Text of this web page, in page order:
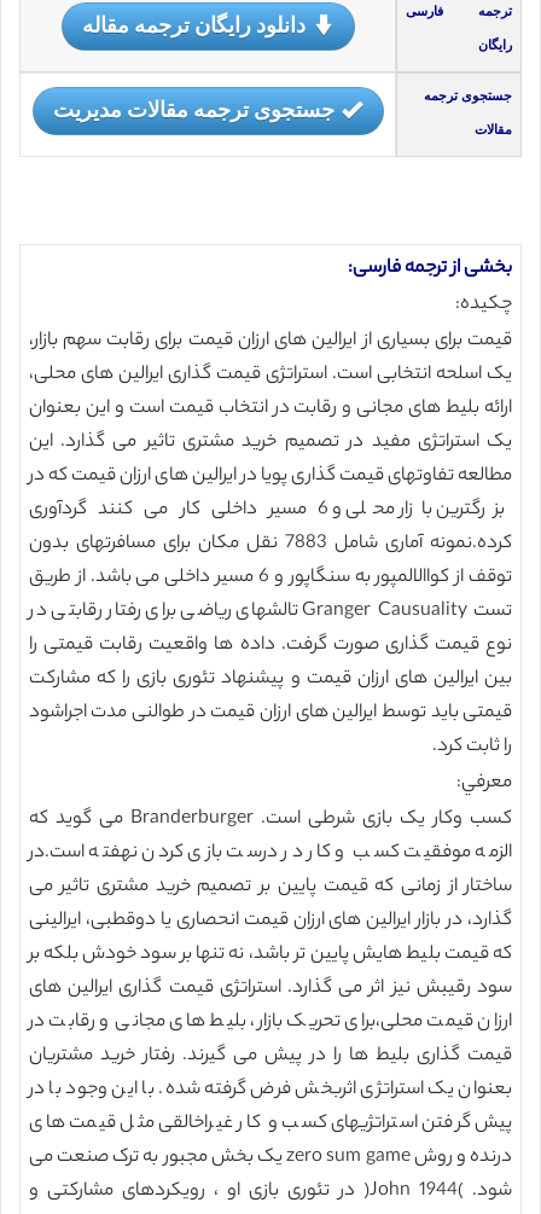
ترجمه فارسی
رایگان
دانلود رایگان ترجمه مقاله
جستجوی ترجمه
مقالات
جستجوی ترجمه مقالات مدیریت
بخشی از ترجمه فارسی:
چکیده:
قیمت برای بسیاری از ایرالین های ارزان قیمت برای رقابت سهم بازار،
یک اسلحه انتخابی است. استراتژی قیمت گذاری ایرالین های محلی،
ارائه بلیط های مجانی و رقابت در انتخاب قیمت است و این بعنوان
یک استراتژی مفید در تصمیم خرید مشتری تاثیر می گذارد. این
مطالعه تفاوتهای قیمت گذاری پویا در ایرالین های ارزان قیمت که در
بزرگترین بازار محلی و 6 مسیر داخلی کار می کنند گردآوری
کرده.نمونه آماری شامل 7883 نقل مکان برای مسافرتهای بدون
توقف از کواالالمپور به سنگاپور و 6 مسیر داخلی می باشد. از طریق
تست Granger Causuality تالشهای ریاضی برای رفتار رقابتی در
نوع قیمت گذاری صورت گرفت. داده ها واقعیت رقابت قیمتی را
بین ایرالین های ارزان قیمت و پیشنهاد تئوری بازی را که مشارکت
قیمتی باید توسط ایرالین های ارزان قیمت در طوالنی مدت اجراشود
را ثابت کرد.
معرفي:
کسب وکار یک بازی شرطی است. Branderburger می گوید که
الزمه موفقیت کسب و کار در درست بازی کردن نهفته است.در
ساختار از زمانی که قیمت پایین بر تصمیم خرید مشتری تاثیر می
گذارد، در بازار ایرالین های ارزان قیمت انحصاری یا دوقطبی، ایرالینی
که قیمت بلیط هایش پایین تر باشد، نه تنها بر سود خودش بلکه بر
سود رقیبش نیز اثر می گذارد. استراتژی قیمت گذاری ایرالین های
ارزان قیمت محلی،برای تحریک بازار، بلیط های مجانی و رقابت در
قیمت گذاری بلیط ها را در پیش می گیرند. رفتار خرید مشتریان
بعنوان یک استراتژی اثربخش فرض گرفته شده. با این وجود با در
پیش گرفتن استراتژیهای کسب و کار غیراخالقی مثل قیمت های
درنده و روش zero sum game یک بخش مجبور به ترک صنعت می
شود. )John 1944( در تئوری بازی او ، رویکردهای مشارکتی و